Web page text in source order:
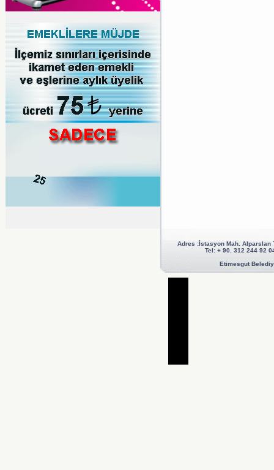
Adres :İstasyon Mah. Alparslan
Tel: + 90. 312 244 92
Etimesgut